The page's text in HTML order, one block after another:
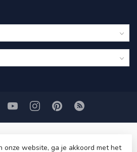
onze website, ga je akkoord met het